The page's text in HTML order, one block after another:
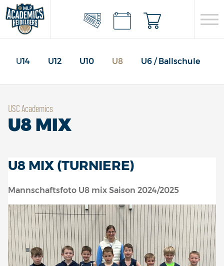
U14 U12 U10 U8 U6 / Ballschule
USC Academics
U8 MIX
U8 MIX (TURNIERE)
Mannschaftsfoto U8 mix Saison 2024/2025